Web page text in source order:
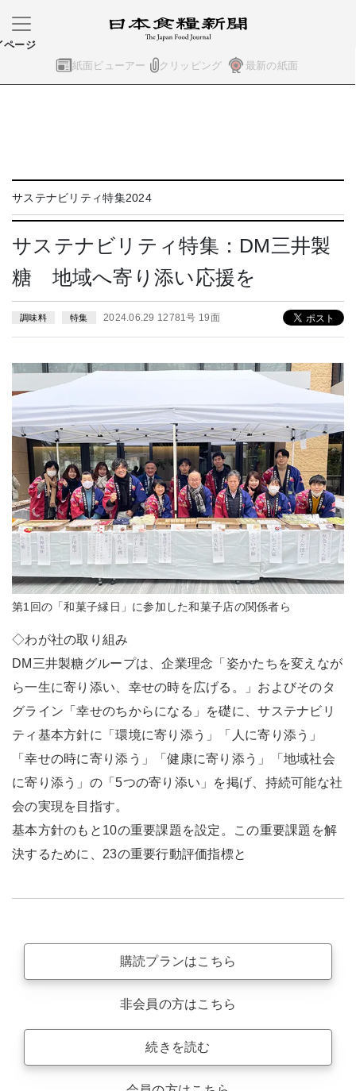
紙面ビューアー クリッピング 最新の紙面
ページ
サステナビリティ特集2024
サステナビリティ特集：DM三井製
糖 地域へ寄り添い応援を
調味料 特集 2024.06.29 12781号 19面
第1回の「和菓子縁日」に参加した和菓子店の関係者ら
◇わが社の取り組み
DM三井製糖グループは、企業理念「姿かたちを変えなが
ら一生に寄り添い、幸せの時を広げる。」およびそのタ
グライン「幸せのちからになる」を礎に、サステナビリ
ティ基本方針に「環境に寄り添う」「人に寄り添う」
「幸せの時に寄り添う」「健康に寄り添う」「地域社会
に寄り添う」の「5つの寄り添い」を掲げ、持続可能な社
会の実現を目指す。
基本方針のもと10の重要課題を設定。この重要課題を解
決するために、23の重要行動評価指標と
購読プランはこちら
非会員の方はこちら
続きを読む